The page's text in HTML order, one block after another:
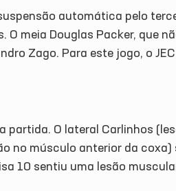
automática pelo
O meia Douglas Packer, que
Zago. Para este jogo, o
O lateral Carlinhos
no músculo anterior da
10 sentiu uma lesão